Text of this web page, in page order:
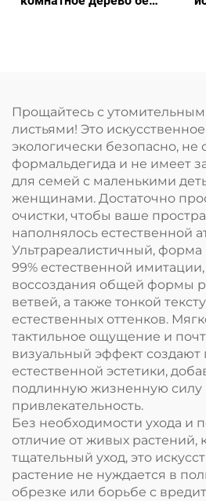
Прощайтесь с
листьями! Это
экологически безопасно, не
формальдегида и не имеет
для семей с маленькими
женщинами. Достаточно
очистки, чтобы ваше
наполнялось естественной
Ультрареалистичный, форма
99% естественной
воссоздания общей формы
ветвей, а также тонкой
естественных оттенков.
тактильное ощущение и
визуальный эффект
естественной эстетики,
подлинную жизненную силу
привлекательность.
Без необходимости ухода и
отличие от живых растений,
тщательный уход, это
растение не нуждается в
обрезке или борьбе с